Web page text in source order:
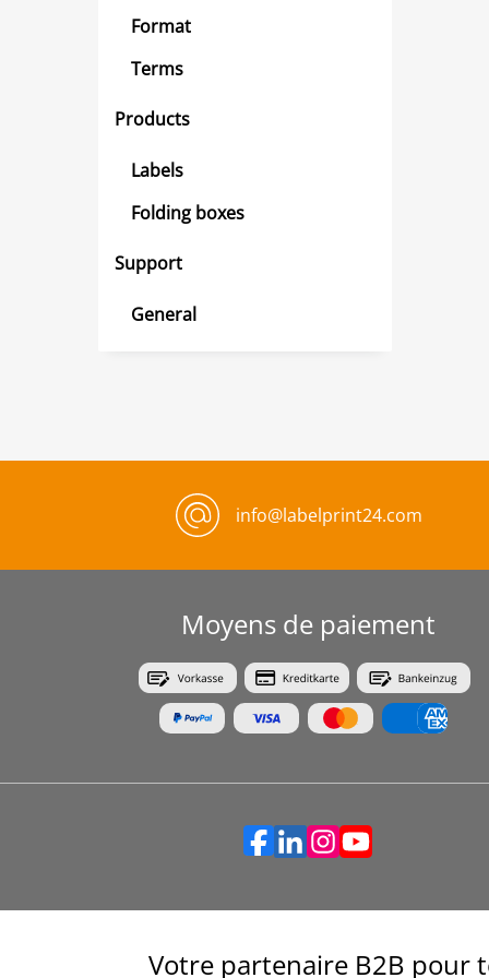
Format
Terms
Products
Labels
Folding boxes
Support
General
info@labelprint24.com
Moyens de paiement
Votre partenaire B2B pour